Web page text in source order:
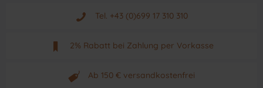
Aus Graz - Österreich
Tel. +43 (0)699 17 310 310
Mo - Fr. von 9 - 17 Uhr
2% Rabatt bei Zahlung per Vorkasse
Neuwertiges & aktuelles Produkt
Ab 150 € versandkostenfrei